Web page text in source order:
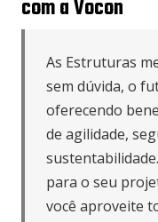
com a Vocon
As Estruturas
sem dúvida, o
oferecendo
de agilidade,
para o seu
você aproveite